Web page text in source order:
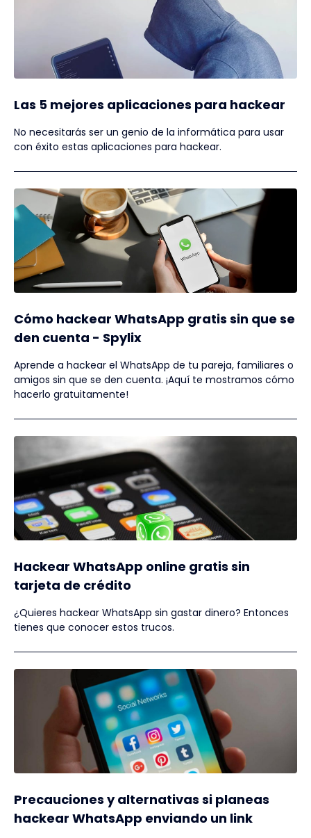
Las 5 mejores aplicaciones para hackear
No necesitarás ser un genio de la informática para usar
con éxito estas aplicaciones para hackear.
Cómo hackear WhatsApp gratis sin que se
den cuenta - Spylix
Aprende a hackear el WhatsApp de tu pareja, familiares o
amigos sin que se den cuenta. ¡Aquí te mostramos cómo
hacerlo gratuitamente!
Hackear WhatsApp online gratis sin
tarjeta de crédito
¿Quieres hackear WhatsApp sin gastar dinero? Entonces
tienes que conocer estos trucos.
Precauciones y alternativas si planeas
hackear WhatsApp enviando un link